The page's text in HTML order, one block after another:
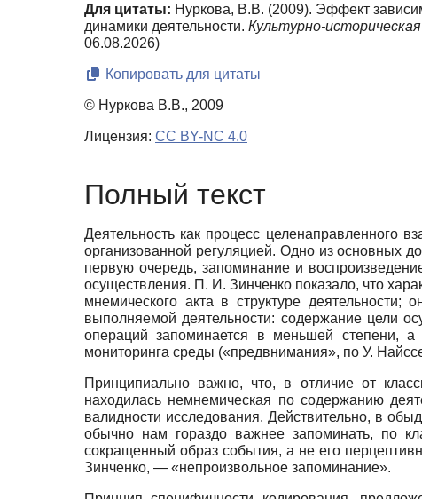
Для цитаты: Нуркова, В.В. (2009). Эффект
динамики деятельности. Культурно-
06.08.2026)
Копировать для цитаты
© Нуркова В.В., 2009
Лицензия: CC BY-NC 4.0
Полный текст
Деятельность как процесс целенаправленного
организованной регуляцией. Одно из основных
первую очередь, запоминание и
осуществления. П. И. Зинченко показало, что
мнемического акта в структуре
выполняемой деятельности: содержание цели
операций запоминается в меньшей степени,
мониторинга среды («предвнимания», по У.
Принципиально важно, что, в отличие от
находилась немнемическая по содержанию
валидности исследования. Действительно, в
обычно нам гораздо важнее запоминать, по
сокращенный образ события, а не его
Зинченко, — «непроизвольное запоминание».